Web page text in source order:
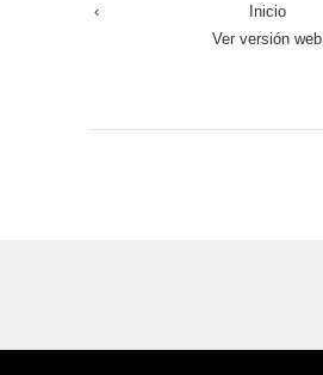
‹
Inicio
Ver versión web